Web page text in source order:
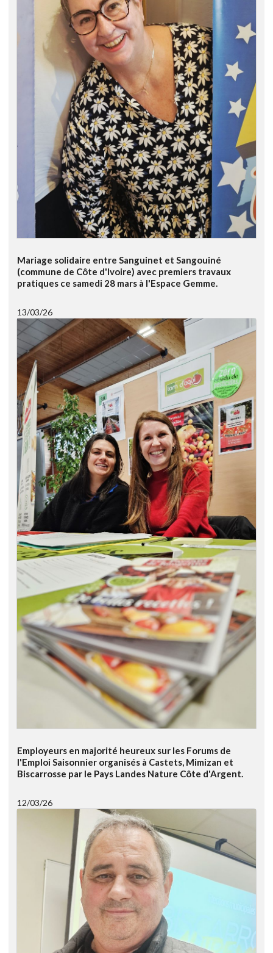
Mariage solidaire entre Sanguinet et Sangouiné
(commune de Côte d'Ivoire) avec premiers travaux
pratiques ce samedi 28 mars à l'Espace Gemme.
13/03/26
Employeurs en majorité heureux sur les Forums de
l'Emploi Saisonnier organisés à Castets, Mimizan et
Biscarrosse par le Pays Landes Nature Côte d'Argent.
12/03/26